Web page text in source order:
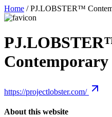
Home / PJ.LOBSTER™
https://projectlobster.com/
About this website